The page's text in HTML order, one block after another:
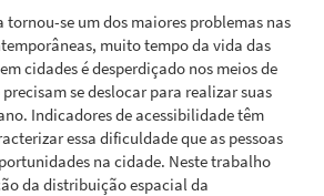
se um dos maiores problemas nas
muito tempo da vida das
cidades é desperdiçado nos meios de
se deslocar para realizar suas
Indicadores de acessibilidade têm
essa dificuldade que as pessoas
na cidade. Neste trabalho
da distribuição espacial da